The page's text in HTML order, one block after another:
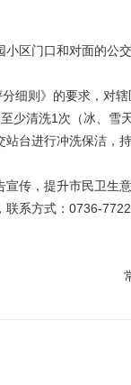
区门口和对面的公交
细则》的要求，对
少清洗1次（冰、雪
台进行冲洗保洁，
传，提升市民卫生
系方式：0736-